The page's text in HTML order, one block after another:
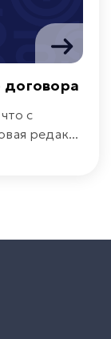
договора
с
редак...